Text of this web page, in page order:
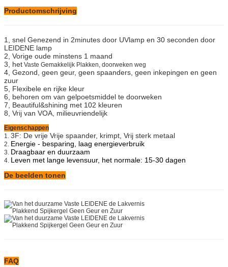
Productomschrijving
1, snel Genezend in 2minutes door UVlamp en 30 seconden door
LEIDENE lamp
2, Vorige oude minstens 1 maand
3, het Vaste Gemakkelijk Plakken, doorweken weg
4, Gezond, geen geur, geen spaanders, geen inkepingen en geen
zuur
5, Flexibele en rijke kleur
6, behoren om van gelpoetsmiddel te doorweken
7, Beautiful&shining met 102 kleuren
8, Vrij van VOA, milieuvriendelijk
Eigenschappen
1. 3F: De vrije Vrije spaander, krimpt, Vrij sterk metaal
2. Energie - besparing, laag energieverbruik
3. Draagbaar en duurzaam
4. Leven met lange levensuur, het normale: 15-30 dagen
De beelden tonen
FAQ